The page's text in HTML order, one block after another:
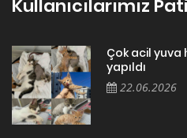
Kullanıcılarımız
Çok acil yuva
yapıldı
22.06.2026